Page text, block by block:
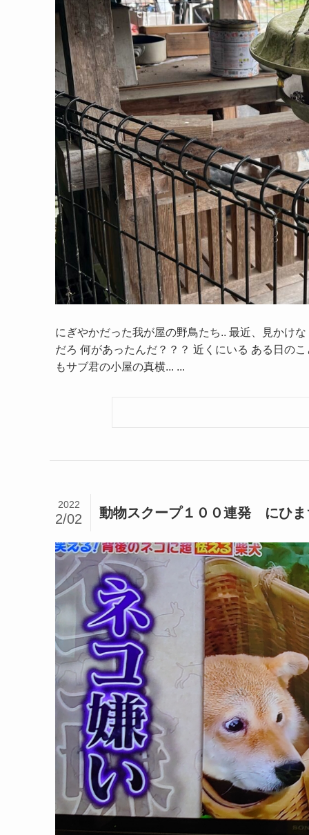
にぎやかだった我が屋の野鳥たち.. 最近、見かけ
だろ 何があったんだ？？？ 近くにいる ある日の
もサブ君の小屋の真横... ...
動物スクープ１００連発 にひま
2022
2/02